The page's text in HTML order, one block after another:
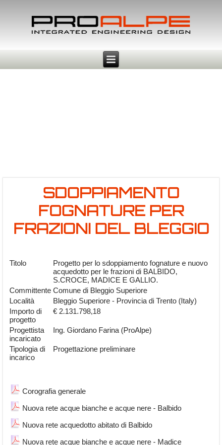
SDOPPIAMENTO
FOGNATURE PER
FRAZIONI DEL BLEGGIO
Titolo
Progetto per lo sdoppiamento fognature e nuovo
acquedotto per le frazioni di BALBIDO,
S.CROCE, MADICE E GALLIO.
Committente Comune di Bleggio Superiore
Località
Bleggio Superiore - Provincia di Trento (Italy)
Importo di
progetto
€ 2.131.798,18
Progettista
incaricato
Ing. Giordano Farina (ProAlpe)
Tipologia di
incarico
Progettazione preliminare
Corografia generale
Nuova rete acque bianche e acque nere - Balbido
Nuova rete acquedotto abitato di Balbido
Nuova rete acque bianche e acque nere - Madice